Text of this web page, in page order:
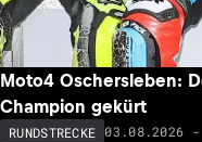
Moto4 Oschersleben:
Champion gekürt
RUNDSTRECKE 03.08.2026